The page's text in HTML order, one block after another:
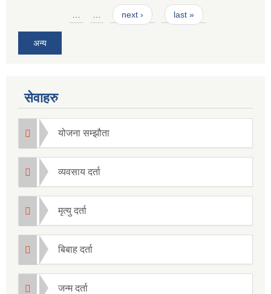
… … next › last »
अन्य
सेवाहरु
योजना सम्झौता
व्यवसाय दर्ता
मृत्यु दर्ता
बिबाह दर्ता
जन्म दर्ता